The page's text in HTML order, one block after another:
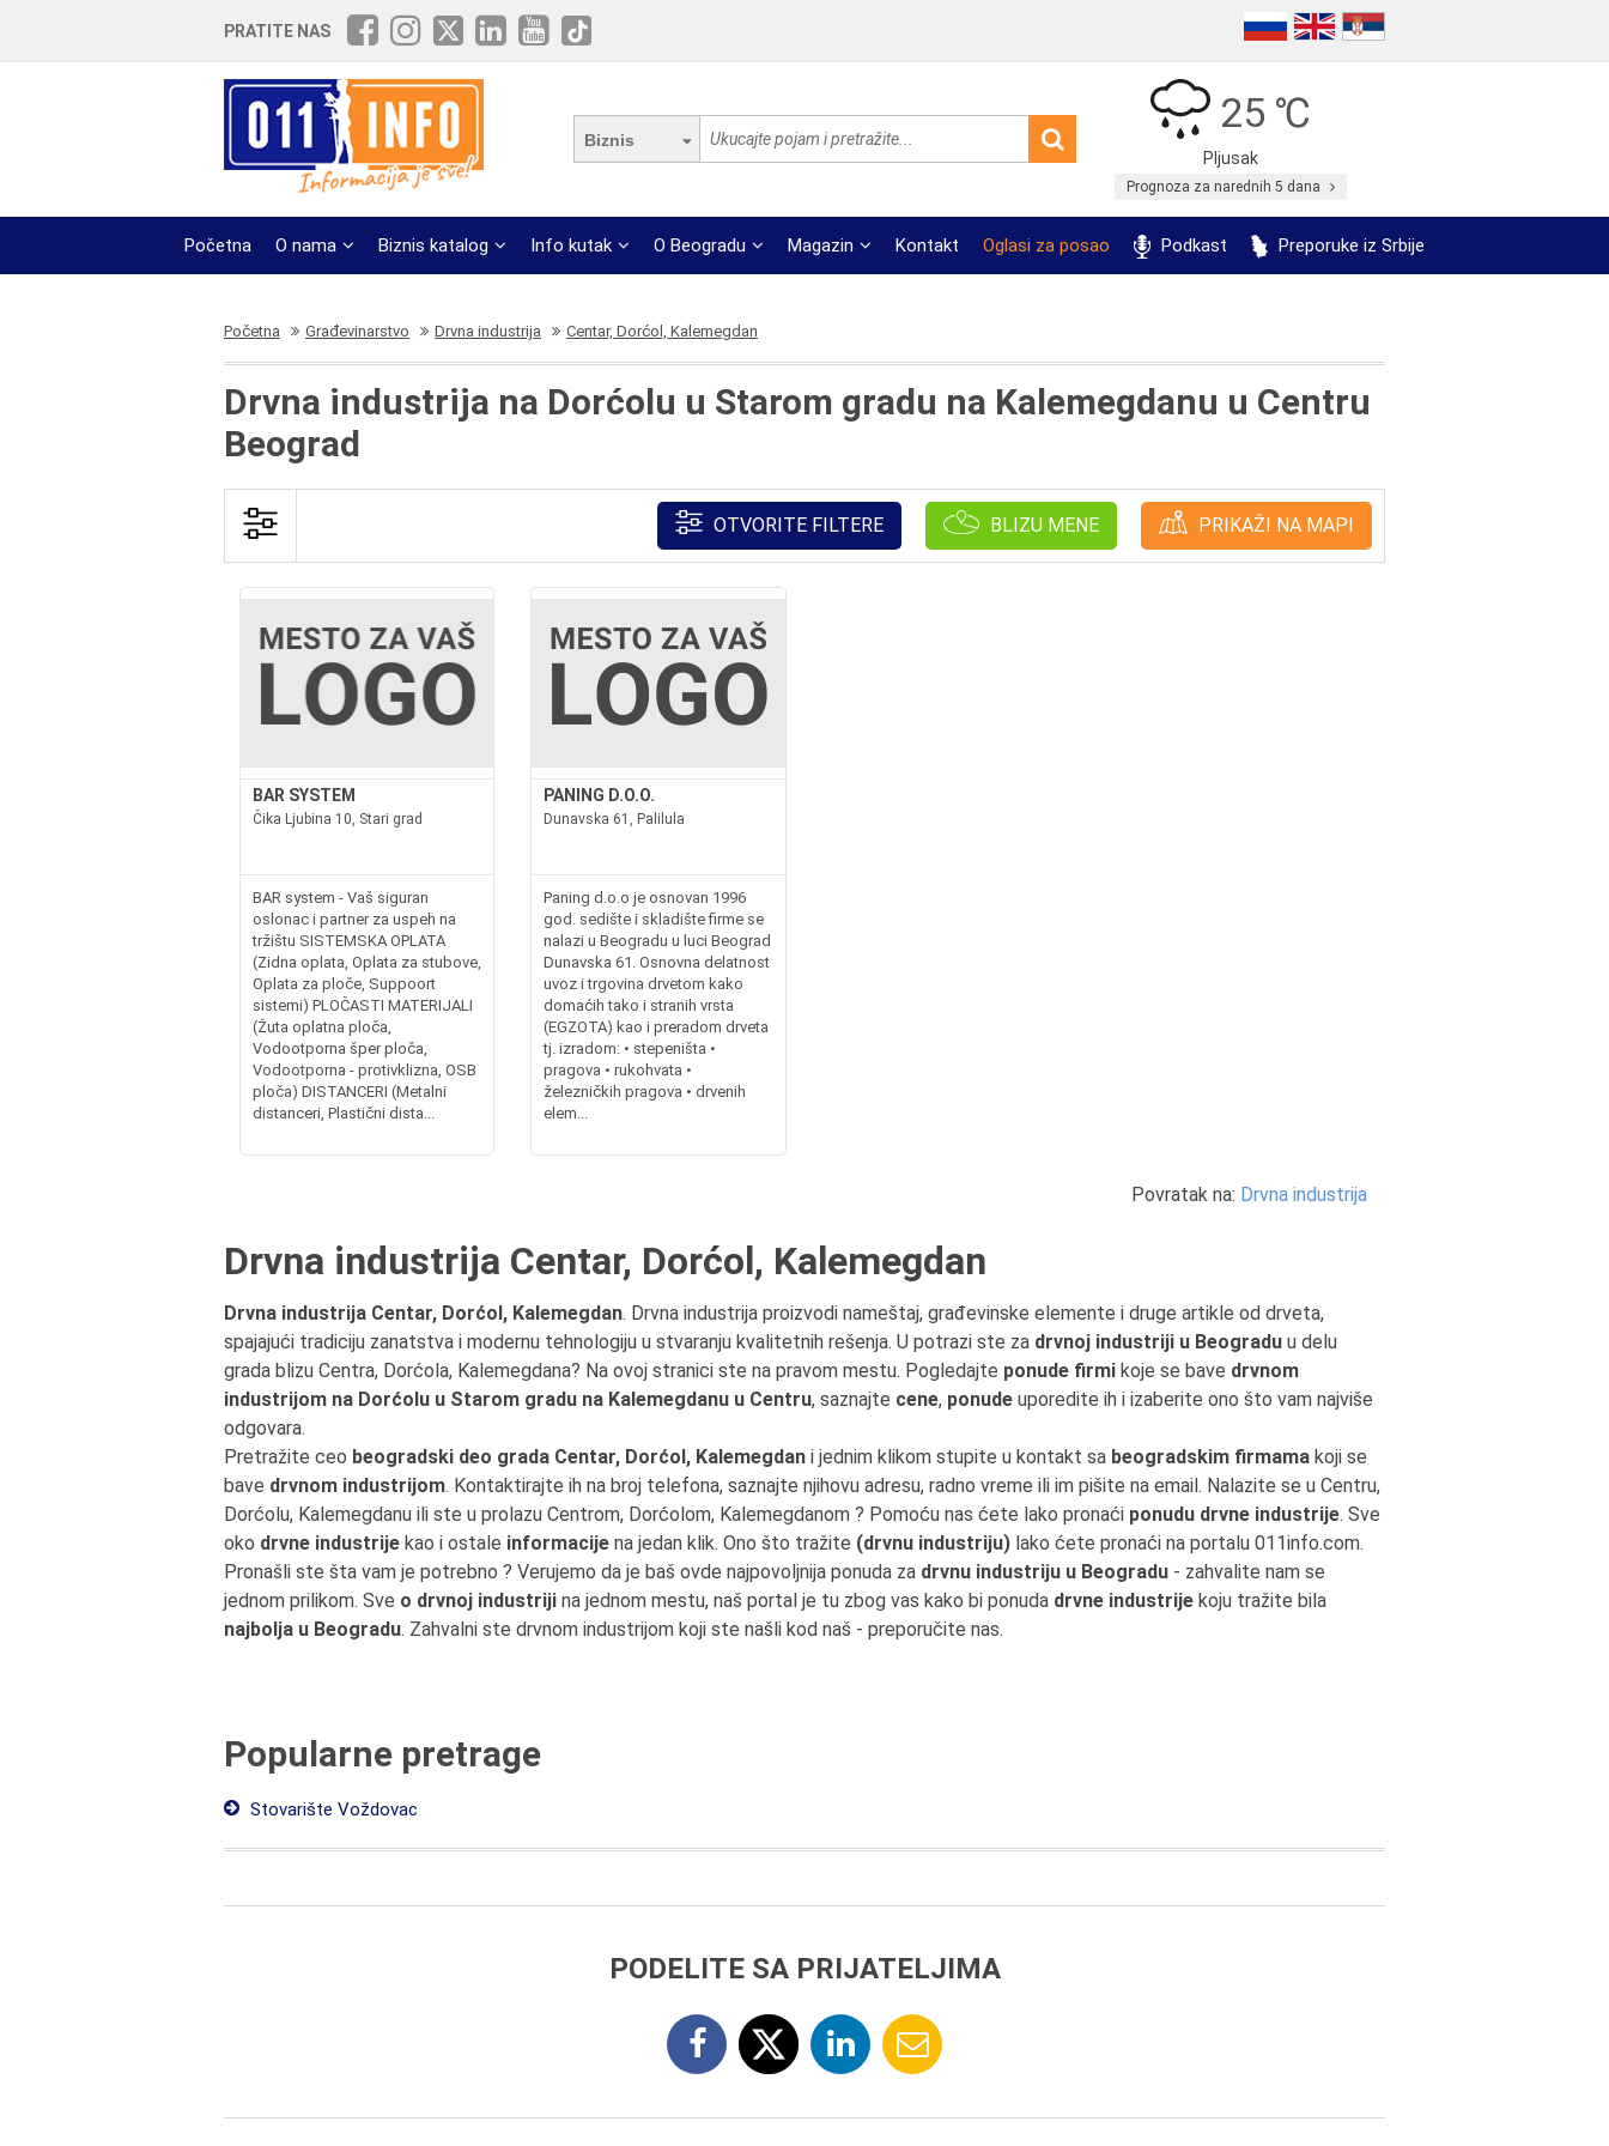
PRATITE NAS
Biznis
25 ℃
Pljusak
Prognoza za narednih 5 dana
Početna O nama Biznis katalog Info kutak O Beogradu Magazin Kontakt Oglasi za posao Podkast Preporuke iz Srbije
Početna Građevinarstvo Drvna industrija Centar, Dorćol, Kalemegdan
Drvna industrija na Dorćolu u Starom gradu na Kalemegdanu u Centru
Beograd
OTVORITE FILTERE BLIZU MENE PRIKAŽI NA MAPI
BAR SYSTEM
Čika Ljubina 10, Stari grad
BAR system - Vaš siguran
oslonac i partner za uspeh na
tržištu SISTEMSKA OPLATA
(Zidna oplata, Oplata za stubove,
Oplata za ploče, Suppoort
sistemi) PLOČASTI MATERIJALI
(Žuta oplatna ploča,
Vodootporna šper ploča,
Vodootporna - protivklizna, OSB
ploča) DISTANCERI (Metalni
distanceri, Plastični dista...
PANING D.O.O.
Dunavska 61, Palilula
Paning d.o.o je osnovan 1996
god. sedište i skladište firme se
nalazi u Beogradu u luci Beograd
Dunavska 61. Osnovna delatnost
uvoz i trgovina drvetom kako
domaćih tako i stranih vrsta
(EGZOTA) kao i preradom drveta
tj. izradom: • stepeništa •
pragova • rukohvata •
železničkih pragova • drvenih
elem...
Povratak na: Drvna industrija
Drvna industrija Centar, Dorćol, Kalemegdan
Drvna industrija Centar, Dorćol, Kalemegdan. Drvna industrija proizvodi nameštaj, građevinske elemente i druge artikle od drveta,
spajajući tradiciju zanatstva i modernu tehnologiju u stvaranju kvalitetnih rešenja. U potrazi ste za drvnoj industriji u Beogradu u delu
grada blizu Centra, Dorćola, Kalemegdana? Na ovoj stranici ste na pravom mestu. Pogledajte ponude firmi koje se bave drvnom
industrijom na Dorćolu u Starom gradu na Kalemegdanu u Centru, saznajte cene, ponude uporedite ih i izaberite ono što vam najviše
odgovara.
Pretražite ceo beogradski deo grada Centar, Dorćol, Kalemegdan i jednim klikom stupite u kontakt sa beogradskim firmama koji se
bave drvnom industrijom. Kontaktirajte ih na broj telefona, saznajte njihovu adresu, radno vreme ili im pišite na email. Nalazite se u Centru,
Dorćolu, Kalemegdanu ili ste u prolazu Centrom, Dorćolom, Kalemegdanom ? Pomoću nas ćete lako pronaći ponudu drvne industrije. Sve
oko drvne industrije kao i ostale informacije na jedan klik. Ono što tražite (drvnu industriju) lako ćete pronaći na portalu 011info.com.
Pronašli ste šta vam je potrebno ? Verujemo da je baš ovde najpovoljnija ponuda za drvnu industriju u Beogradu - zahvalite nam se
jednom prilikom. Sve o drvnoj industriji na jednom mestu, naš portal je tu zbog vas kako bi ponuda drvne industrije koju tražite bila
najbolja u Beogradu. Zahvalni ste drvnom industrijom koji ste našli kod naš - preporučite nas.
Popularne pretrage
Stovarište Voždovac
PODELITE SA PRIJATELJIMA